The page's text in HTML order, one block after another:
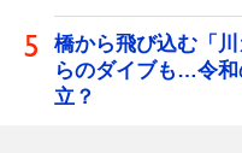
橋から飛び込む「
らのダイブも…令
立？